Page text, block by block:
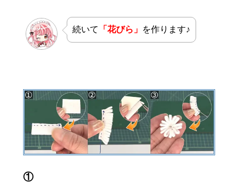
続いて 「花びら」 を作ります♪
①